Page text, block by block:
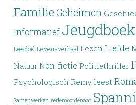
Familie Geheimen
Informatief Jeugdboek
Leesdoel Levensverhaal Lezen Liefde
Natuur Non-fictie Politiethriller
Psychologisch Remy leest
Samenwerken seriemoordenaar